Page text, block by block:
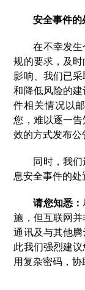
安全事件的
在不幸发
规的要求，及
影响、我们已
和降低风险的
件相关情况以
您，难以逐一
效的方式发布公
同时，我
息安全事件的处
请您知悉：
施，但互联网
通讯及与其他
此我们强烈建
用复杂密码，协